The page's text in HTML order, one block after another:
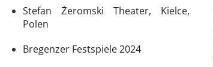
Stefan Żeromski Theater, Kielce,
Polen
Bregenzer Festspiele 2024